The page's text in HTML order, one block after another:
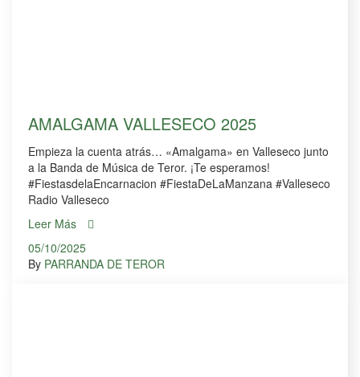
AMALGAMA VALLESECO 2025
Empieza la cuenta atrás… «Amalgama» en Valleseco junto
a la Banda de Música de Teror. ¡Te esperamos!
#FiestasdelaEncarnacion #FiestaDeLaManzana #Valleseco
Radio Valleseco
Leer Más
05/10/2025
By PARRANDA DE TEROR